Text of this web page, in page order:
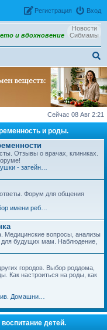
Вход
Рeгиcтpaция
Новости
Сибмамы
и вдохновение
ои
ск
Сейчас 08 Авг 2:21
и роды.
Отзывы о врачах, клиниках.
Форум для общения
Медицинские вопросы, анализы
для будущих мам. Наблюдение,
городов. Выбор роддома,
Как настроиться на роды, как
детей.